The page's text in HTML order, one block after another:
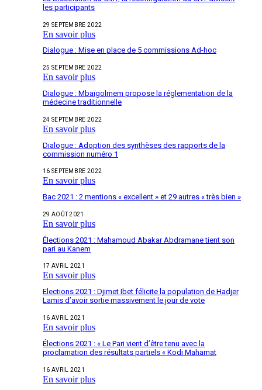
les participants
29 SEPTEMBRE 2022
En savoir plus
Dialogue : Mise en place de 5 commissions Ad-hoc
25 SEPTEMBRE 2022
En savoir plus
Dialogue : Mbaïgolmem propose la réglementation de la
médecine traditionnelle
24 SEPTEMBRE 2022
En savoir plus
Dialogue : Adoption des synthèses des rapports de la
commission numéro 1
16 SEPTEMBRE 2022
En savoir plus
Bac 2021 : 2 mentions « excellent » et 29 autres « très bien »
29 AOÛT 2021
En savoir plus
Élections 2021 : Mahamoud Abakar Abdramane tient son
pari au Kanem
17 AVRIL 2021
En savoir plus
Elections 2021 : Djimet Ibet félicite la population de Hadjer
Lamis d’avoir sortie massivement le jour de vote
16 AVRIL 2021
En savoir plus
Élections 2021 : « Le Pari vient d’être tenu avec la
proclamation des résultats partiels « Kodi Mahamat
16 AVRIL 2021
En savoir plus